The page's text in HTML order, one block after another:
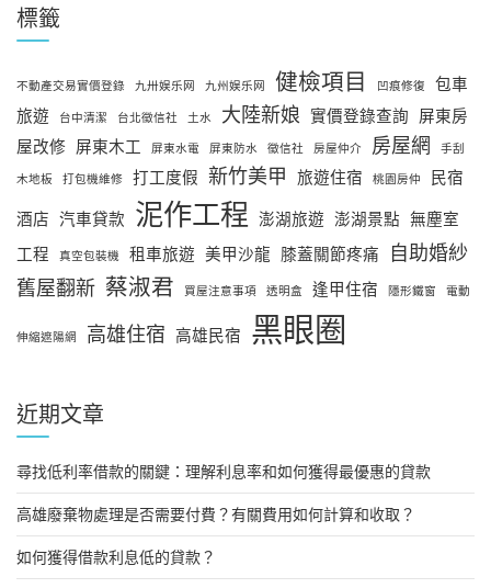
標籤
不動產交易實價登錄 九卅娱乐网 九州娱乐网 健檢項目 凹痕修復
包車
旅遊
台中清潔 台北徵信社 土水 大陸新娘 實價登錄查詢 屏東房
屋改修 屏東木工 屏東水電 屏東防水 徵信社 房屋仲介 房屋網
手刮
木地板
打包機維修 打工度假 新竹美甲 旅遊住宿 桃園房仲
民宿
酒店 汽車貸款 泥作工程 澎湖旅遊 澎湖景點 無塵室
工程
真空包裝機 租車旅遊 美甲沙龍 膝蓋關節疼痛
自助婚紗
舊屋翻新 蔡淑君 買屋注意事項 透明盒 逢甲住宿 隱形鐵窗 電動
伸縮遮陽網 高雄住宿 高雄民宿 黑眼圈
近期文章
尋找低利率借款的關鍵：理解利息率和如何獲得最優惠的貸款
高雄廢棄物處理是否需要付費？有關費用如何計算和收取？
如何獲得借款利息低的貸款？